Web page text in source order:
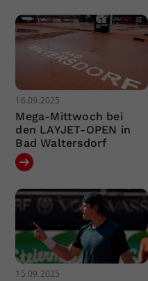
16.09.2025
Mega-Mittwoch bei
den LAYJET-OPEN in
Bad Waltersdorf
15.09.2025